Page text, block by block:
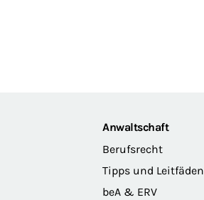
Anwaltschaft
Berufsrecht
Tipps und Leitfäden
beA & ERV